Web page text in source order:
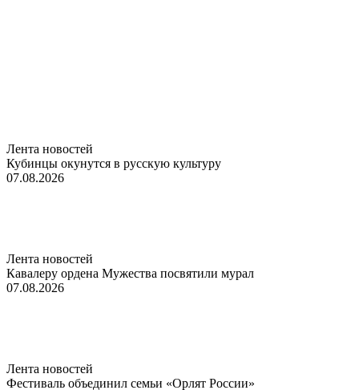
Лента новостей
Кубинцы окунутся в русскую культуру
07.08.2026
Лента новостей
Кавалеру ордена Мужества посвятили мурал
07.08.2026
Лента новостей
Фестиваль объединил семьи «Орлят России»